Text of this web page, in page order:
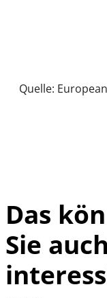
Quelle:
Das
Sie auch